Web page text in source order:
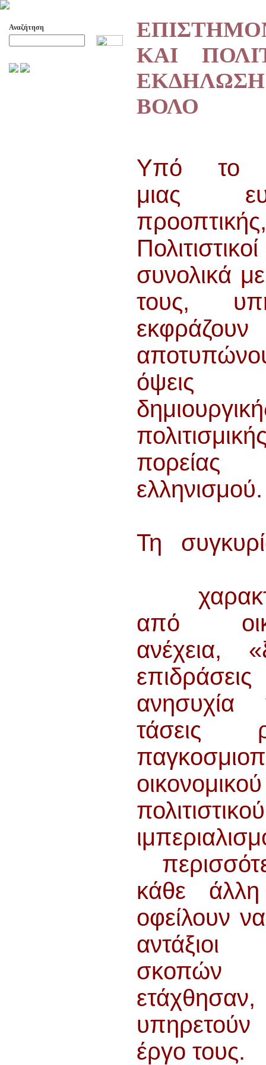
Αναζήτηση
ΚΑΙ
ΒΟΛΟ
Υπό το
μιας
συνολικά
τους,
ελληνισμού.
Τη
από
ανέχεια,
ανησυχία
τάσεις
πολιτιστικού
κάθε
οφείλουν
έργο τους.